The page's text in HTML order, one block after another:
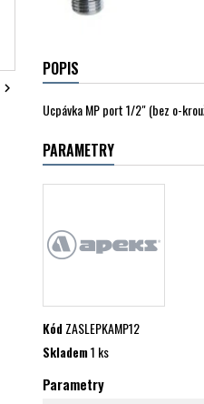

POPIS
Ucpávka MP port 1/2" (bez o-
PARAMETRY
KódZASLEPKAMP12
Skladem1 ks
Parametry